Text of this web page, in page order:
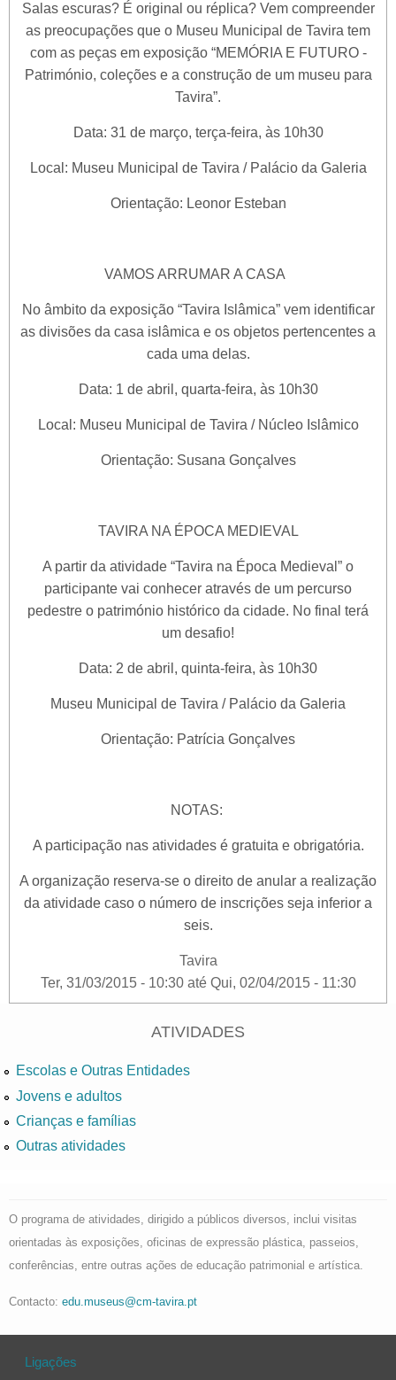
Salas escuras? É original ou réplica? Vem compreender
as preocupações que o Museu Municipal de Tavira tem
com as peças em exposição “MEMÓRIA E FUTURO -
Património, coleções e a construção de um museu para
Tavira”.
Data: 31 de março, terça-feira, às 10h30
Local: Museu Municipal de Tavira / Palácio da Galeria
Orientação: Leonor Esteban
VAMOS ARRUMAR A CASA
No âmbito da exposição “Tavira Islâmica” vem identificar
as divisões da casa islâmica e os objetos pertencentes a
cada uma delas.
Data: 1 de abril, quarta-feira, às 10h30
Local: Museu Municipal de Tavira / Núcleo Islâmico
Orientação: Susana Gonçalves
TAVIRA NA ÉPOCA MEDIEVAL
A partir da atividade “Tavira na Época Medieval” o
participante vai conhecer através de um percurso
pedestre o património histórico da cidade. No final terá
um desafio!
Data: 2 de abril, quinta-feira, às 10h30
Museu Municipal de Tavira / Palácio da Galeria
Orientação: Patrícia Gonçalves
NOTAS:
A participação nas atividades é gratuita e obrigatória.
A organização reserva-se o direito de anular a realização
da atividade caso o número de inscrições seja inferior a
seis.
Tavira
Ter, 31/03/2015 - 10:30até Qui, 02/04/2015 - 11:30
ATIVIDADES
Escolas e Outras Entidades
Jovens e adultos
Crianças e famílias
Outras atividades
O programa de atividades, dirigido a públicos diversos, inclui visitas
orientadas às exposições, oficinas de expressão plástica, passeios,
conferências, entre outras ações de educação patrimonial e artística.
Contacto: edu.museus@cm-tavira.pt
Ligações